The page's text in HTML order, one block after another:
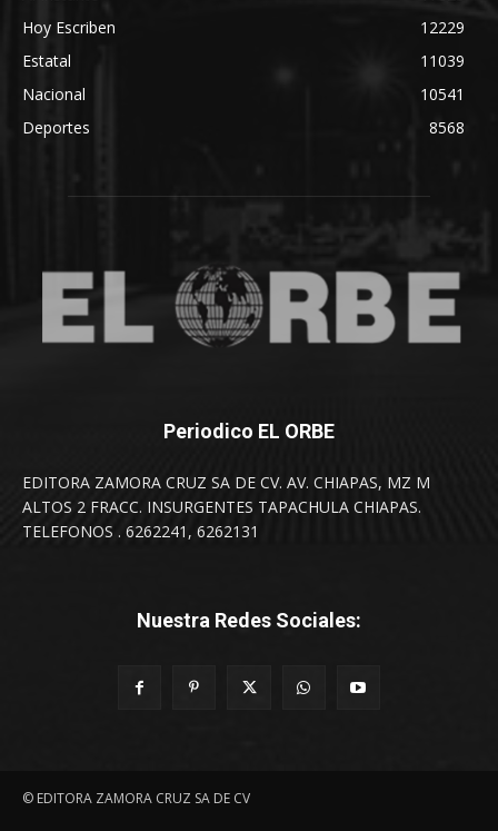
Hoy Escriben
12229
Estatal
11039
Nacional
10541
Deportes
8568
Periodico EL ORBE
EDITORA ZAMORA CRUZ SA DE CV. AV. CHIAPAS, MZ M
ALTOS 2 FRACC. INSURGENTES TAPACHULA CHIAPAS.
TELEFONOS . 6262241, 6262131
Nuestra Redes Sociales:
© EDITORA ZAMORA CRUZ SA DE CV